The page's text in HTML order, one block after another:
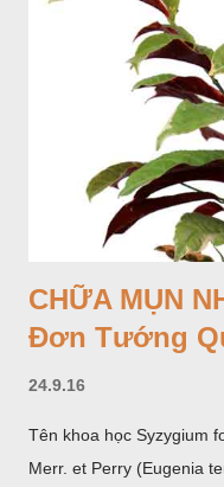
CHỮA MỤN
Đơn Tướng
24.9.16
Tên khoa học Syzygium
Merr. et Perry (Eugenia